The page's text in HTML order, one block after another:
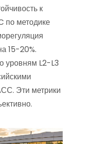
к
по методике
15-20%.
уровням L2-L3
Эти метрики